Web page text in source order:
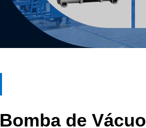
Bomba de Vácuo